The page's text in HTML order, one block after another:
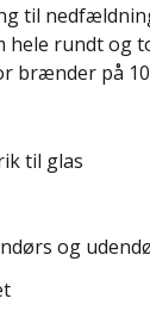
til
hele rundt og
brænder på
til glas
og